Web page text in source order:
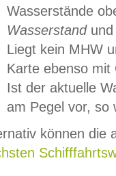
Wasserstände
Wasserstandund
Liegt kein MHW
Karte ebenso mit
Ist der aktuelle
am Pegel vor,
können die